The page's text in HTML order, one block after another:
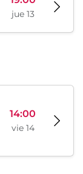
jue 13
14:00
vie 14